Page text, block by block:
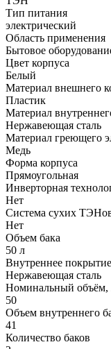
Тип питания
электрический
Область применения
Бытовое
Цвет корпуса
Белый
Материал внешнего
Пластик
Материал
Нержавеющая сталь
Материал греющего
Медь
Форма корпуса
Прямоугольная
Инверторная
Нет
Система сухих
Нет
Объем бака
50 л
Внутреннее
Нержавеющая сталь
Номинальный объём,
50
Объем внутреннего
41
Количество баков